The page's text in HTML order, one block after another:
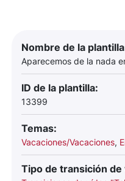
Nombre de la
Aparecemos de la nada
ID de la plantilla:
13399
Temas:
Vacaciones/Vacaciones,
Tipo de transición de